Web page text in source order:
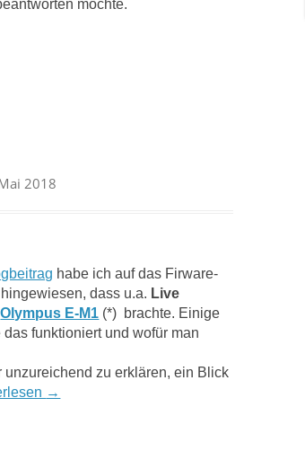
möchte.
2018
habe ich auf das Firware-
dass u.a. Live
Olympus E-M1 (*) brachte. Einige
funktioniert und wofür man
unzureichend zu erklären, ein Blick
→